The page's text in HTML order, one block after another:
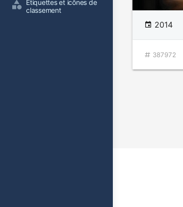
Étiquettes et icônes de
classement
2014
387972